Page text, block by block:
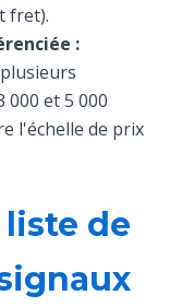
fret).
:
000 et 5 000
l'échelle de prix
de